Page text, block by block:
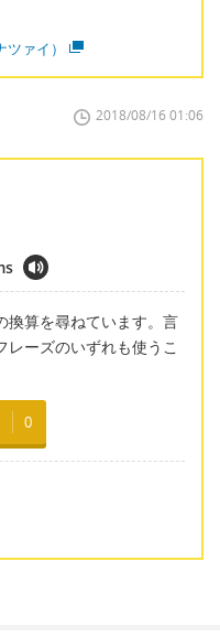
ァイ）
2018/08/16 01:06
換算を尋ねています。言
ーズのいずれも使うこ
0